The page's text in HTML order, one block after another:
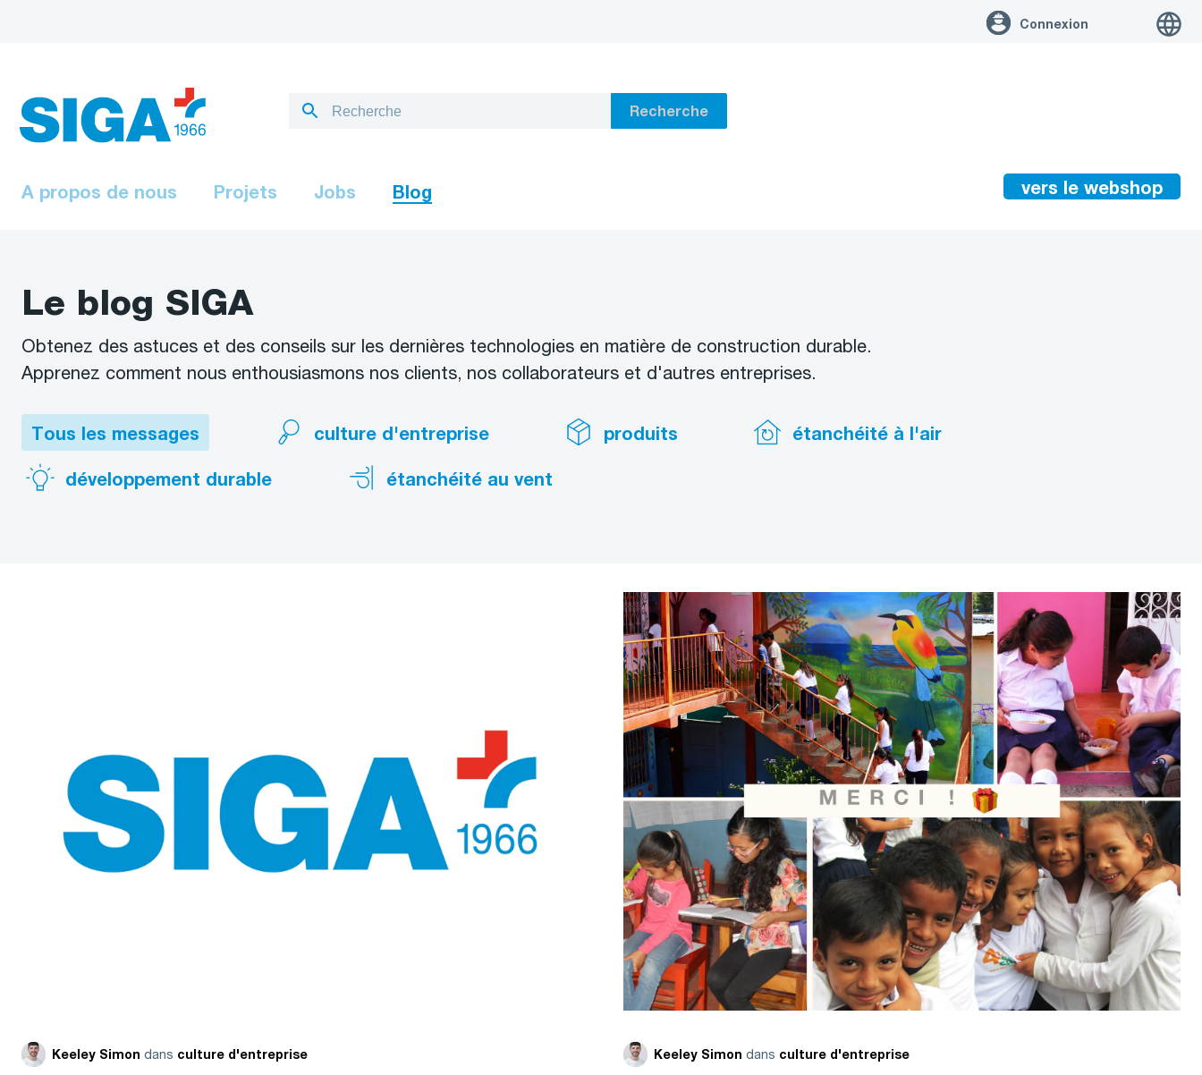
Connexion
Recherche
A propos de nous Projets Jobs Blog vers le webshop
Le blog SIGA
Obtenez des astuces et des conseils sur les dernières technologies en matière de construction durable.
Apprenez comment nous enthousiasmons nos clients, nos collaborateurs et d'autres entreprises.
Tous les messages culture d'entreprise produits étanchéité à l'air
développement durable étanchéité au vent
Keeley Simon dans culture d'entreprise Keeley Simon dans culture d'entreprise